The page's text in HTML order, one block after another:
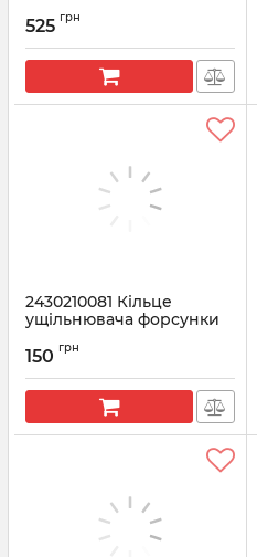
Артикул:
525 грн
2430210081 Кільце
ущільнювача форсунки
Артикул:
150 грн